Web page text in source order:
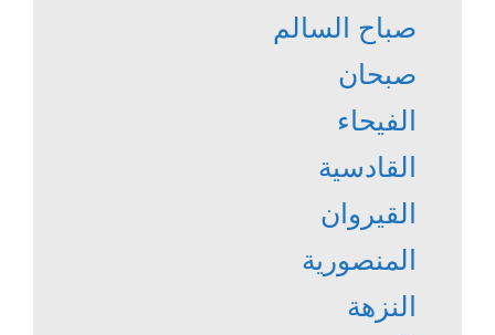
صباح السالم
صبحان
الفيحاء
القادسية
القيروان
المنصورية
النزهة